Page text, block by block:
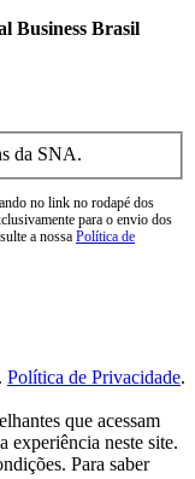
Business Brasil
da SNA.
no link no rodapé dos
para o envio dos
a nossa Política de
Política de Privacidade.
que acessam
experiência neste site.
Para saber